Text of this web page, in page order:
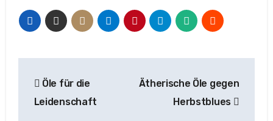
Öle für die
Leidenschaft
Ätherische Öle gegen
Herbstblues